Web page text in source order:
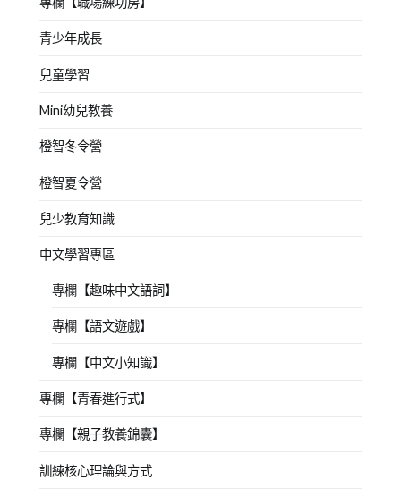
青少年成長
兒童學習
Mini幼兒教養
橙智冬令營
橙智夏令營
兒少教育知識
中文學習專區
專欄【趣味中文語詞】
專欄【語文遊戲】
專欄【中文小知識】
專欄【青春進行式】
專欄【親子教養錦囊】
訓練核心理論與方式